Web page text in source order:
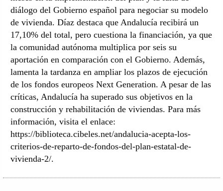
diálogo del Gobierno español para negociar su modelo
de vivienda. Díaz destaca que Andalucía recibirá un
17,10% del total, pero cuestiona la financiación, ya que
la comunidad autónoma multiplica por seis su
aportación en comparación con el Gobierno. Además,
lamenta la tardanza en ampliar los plazos de ejecución
de los fondos europeos Next Generation. A pesar de las
críticas, Andalucía ha superado sus objetivos en la
construcción y rehabilitación de viviendas. Para más
información, visita el enlace:
https://biblioteca.cibeles.net/andalucia-acepta-los-
criterios-de-reparto-de-fondos-del-plan-estatal-de-
vivienda-2/.